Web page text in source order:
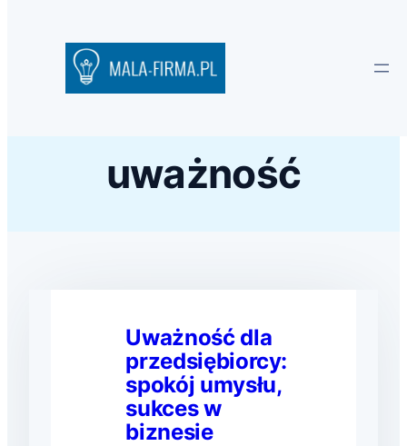
uważność
Uważność dla
przedsiębiorcy:
spokój umysłu,
sukces w
biznesie